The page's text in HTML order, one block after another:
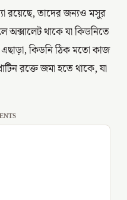
রয়েছে, তাদের জন্যও মসুর
অক্সালেট থাকে যা কিডনিতে
কিডনি ঠিক মতো কাজ
রক্তে জমা হতে থাকে, যা